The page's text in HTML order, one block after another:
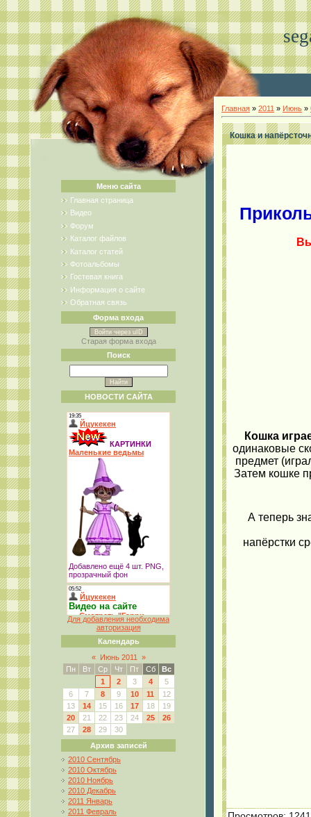
Меню сайта
Главная страница
Видео
Форум
Каталог файлов
Каталог статей
Фотоальбомы
Гостевая книга
Информация о сайте
Обратная связь
Форма входа
Войти через uID
Старая форма входа
Поиск
НОВОСТИ САЙТА
Для добавления необходима
авторизация
Календарь
«
Июнь 2011
»
Пн
Вт Ср Чт Пт Сб
Вс
1
2 3 4
5
6
7 8 9 10 11
12
13
14 15 16 17 18
19
20
21 22 23 24 25
26
27
28 29
30
Архив записей
2010 Сентябрь
2010 Октябрь
2010 Ноябрь
2010 Декабрь
2011 Январь
2011 Февраль
Главная » 2011 » Июнь »
Кошка и
Кошка
одинаковые
предмет
Затем кошке
А теперь
напёрстки